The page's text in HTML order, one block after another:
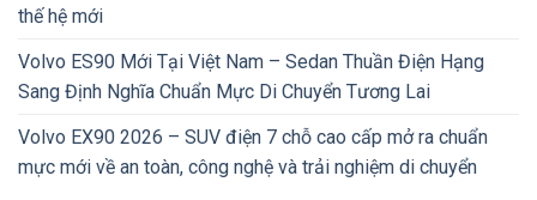
thế hệ mới
Volvo ES90 Mới Tại Việt Nam – Sedan Thuần Điện Hạng
Sang Định Nghĩa Chuẩn Mực Di Chuyển Tương Lai
Volvo EX90 2026 – SUV điện 7 chỗ cao cấp mở ra chuẩn
mực mới về an toàn, công nghệ và trải nghiệm di chuyển